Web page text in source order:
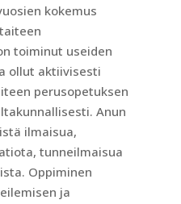
kokemus
toiminut useiden
ollut aktiivisesti
perusopetuksen
Anun
ilmaisua,
tunneilmaisua
Oppiminen
ja